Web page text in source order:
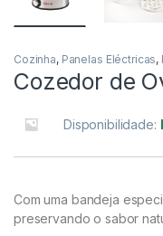
Cozinha, Panelas Eléctricas,
Cozedor de
Disponibilidade:
Com uma bandeja
preservando o sabor